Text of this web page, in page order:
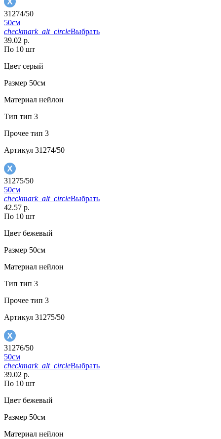
31274/50
50см
checkmark_alt_circleВыбрать
39.02 р.
По 10 шт
Цвет серый
Размер 50см
Материал нейлон
Тип тип 3
Прочее тип 3
Артикул 31274/50
31275/50
50см
checkmark_alt_circleВыбрать
42.57 р.
По 10 шт
Цвет бежевый
Размер 50см
Материал нейлон
Тип тип 3
Прочее тип 3
Артикул 31275/50
31276/50
50см
checkmark_alt_circleВыбрать
39.02 р.
По 10 шт
Цвет бежевый
Размер 50см
Материал нейлон